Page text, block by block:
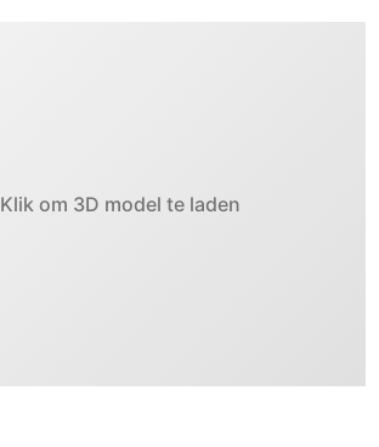
Klik om 3D model te laden